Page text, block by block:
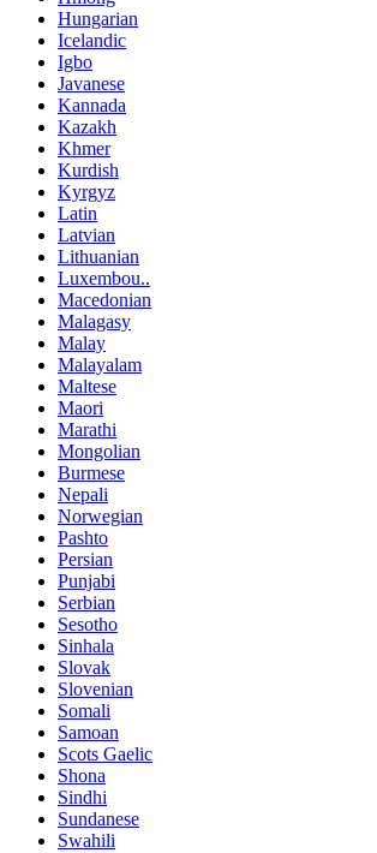
Hungarian
Icelandic
Igbo
Javanese
Kannada
Kazakh
Khmer
Kurdish
Kyrgyz
Latin
Latvian
Lithuanian
Luxembou..
Macedonian
Malagasy
Malay
Malayalam
Maltese
Maori
Marathi
Mongolian
Burmese
Nepali
Norwegian
Pashto
Persian
Punjabi
Serbian
Sesotho
Sinhala
Slovak
Slovenian
Somali
Samoan
Scots Gaelic
Shona
Sindhi
Sundanese
Swahili